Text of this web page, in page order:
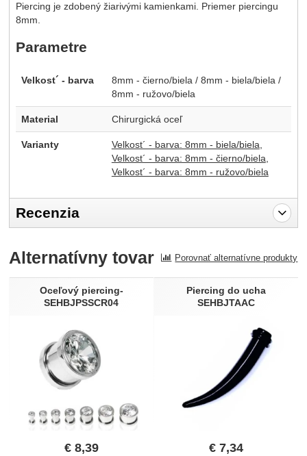
Piercing je zdobený žiarivými kamienkami. Priemer piercingu
8mm.
Parametre
Velkost´ - barva
8mm - čierno/biela / 8mm - biela/biela /
8mm - ružovo/biela
Material Chirurgická oceľ
Varianty
Velkost´ - barva: 8mm - biela/biela
Velkost´ - barva: 8mm - čierno/biela
Velkost´ - barva: 8mm - ružovo/biela
Recenzia
Recenzia
Nebola pridaná žiadna recenzia.
Alternatívny tovar Porovnať alternatívne produkty
Oceľový piercing-
SEHBJPSSCR04
€ 8,39
Piercing do ucha
SEHBJTAAC
€7,34